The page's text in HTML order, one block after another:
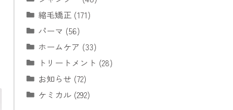
縮毛矯正 (171)
パーマ (56)
ホームケア (33)
トリートメント (28)
お知らせ (72)
ケミカル (292)